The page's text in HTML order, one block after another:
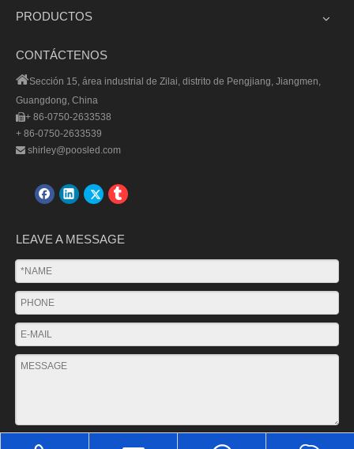
PRODUCTOS
CONTÁCTENOS
Sección 15, área industrial de Zilai, distrito de Pengjiang, Jiangmen,
Guangdong, China
+ 86-0750-2633538
+ 86-0750-2633539
 shirley@poosled.com
LEAVE A MESSAGE
SUBMIT